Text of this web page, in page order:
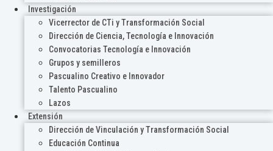
Investigación
Vicerrector de CTi y Transformación Social
Dirección de Ciencia, Tecnología e Innovación
Convocatorias Tecnología e Innovación
Grupos y semilleros
Pascualino Creativo e Innovador
Talento Pascualino
Lazos
Extensión
Dirección de Vinculación y Transformación Social
Educación Continua